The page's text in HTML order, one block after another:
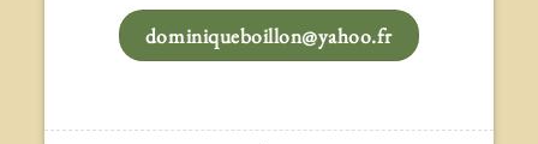
dominiqueboillon@yahoo.fr